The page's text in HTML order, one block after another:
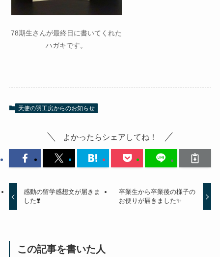
78期生さんが最終日に書いてくれた
ハガキです。
天使の羽工房からのお知らせ
よかったらシェアしてね！
感動の留学感想文が届きま
した❣️
卒業生から卒業後の様子の
お便りが届きました✨
この記事を書いた人